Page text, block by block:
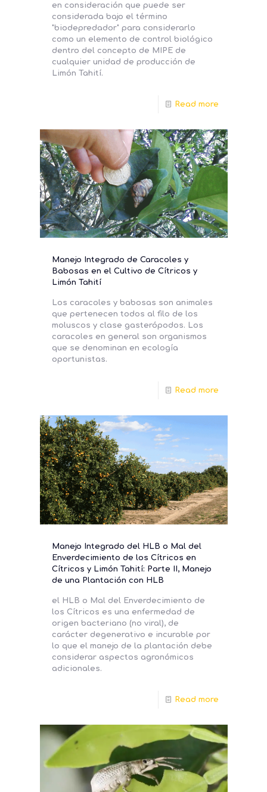
en consideración que puede ser
considerada bajo el término
"biodepredador" para considerarlo
como un elemento de control biológico
dentro del concepto de MIPE de
cualquier unidad de producción de
Limón Tahití.
Read more
Manejo Integrado de Caracoles y
Babosas en el Cultivo de Cítricos y
Limón Tahití
Los caracoles y babosas son animales
que pertenecen todos al filo de los
moluscos y clase gasterópodos. Los
caracoles en general son organismos
que se denominan en ecología
oportunistas.
Read more
Manejo Integrado del HLB o Mal del
Enverdecimiento de los Cítricos en
Cítricos y Limón Tahití: Parte II, Manejo
de una Plantación con HLB
el HLB o Mal del Enverdecimiento de
los Cítricos es una enfermedad de
origen bacteriano (no viral), de
carácter degenerativo e incurable por
lo que el manejo de la plantación debe
considerar aspectos agronómicos
adicionales.
Read more